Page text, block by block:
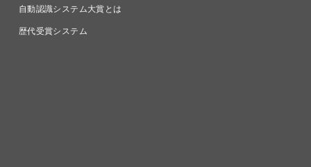
自動認識システム大賞とは
歴代受賞システム